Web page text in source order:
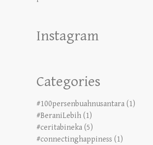
Instagram
Categories
#100persenbuahnusantara (1)
#BeraniLebih (1)
#ceritabineka (5)
#connectinghappiness (1)